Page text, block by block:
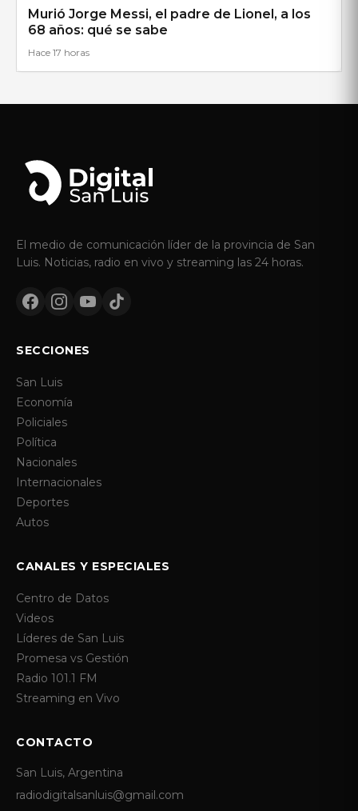
Murió Jorge Messi, el padre de Lionel, a los
68 años: qué se sabe
Hace 17 horas
El medio de comunicación líder de la provincia de San
Luis. Noticias, radio en vivo y streaming las 24 horas.
SECCIONES
San Luis
Economía
Policiales
Política
Nacionales
Internacionales
Deportes
Autos
CANALES Y ESPECIALES
Centro de Datos
Videos
Líderes de San Luis
Promesa vs Gestión
Radio 101.1 FM
Streaming en Vivo
CONTACTO
San Luis, Argentina
radiodigitalsanluis@gmail.com